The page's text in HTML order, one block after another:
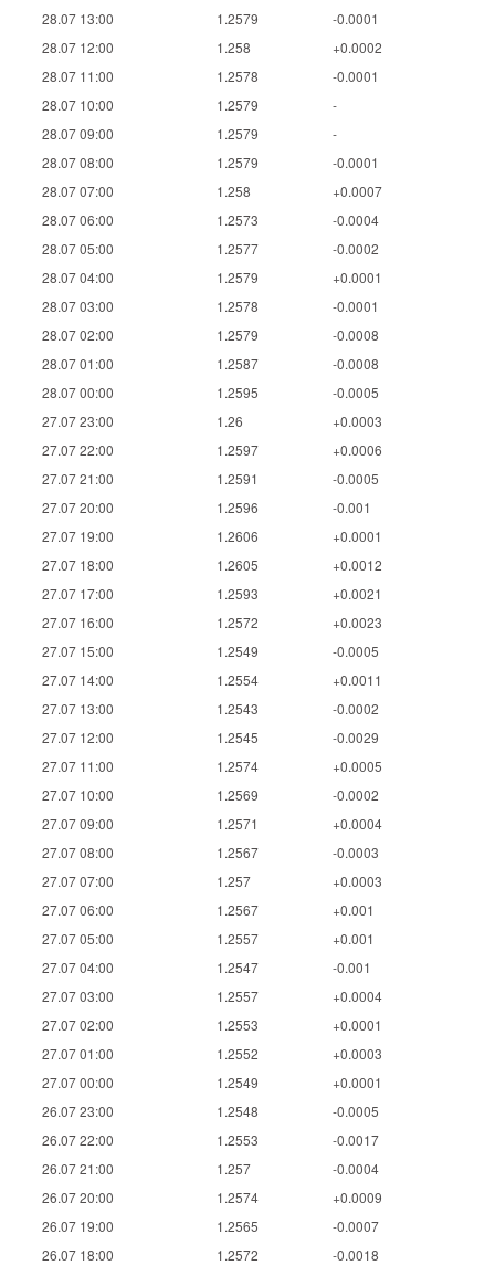
28.07 13:00
1.2579
-0.0001
28.07 12:00
1.258
+0.0002
28.07 11:00
1.2578
-0.0001
28.07 10:00
1.2579
-
28.07 09:00
1.2579
-
28.07 08:00
1.2579
-0.0001
28.07 07:00
1.258
+0.0007
28.07 06:00
1.2573
-0.0004
28.07 05:00
1.2577
-0.0002
28.07 04:00
1.2579
+0.0001
28.07 03:00
1.2578
-0.0001
28.07 02:00
1.2579
-0.0008
28.07 01:00
1.2587
-0.0008
28.07 00:00
1.2595
-0.0005
27.07 23:00
1.26
+0.0003
27.07 22:00
1.2597
+0.0006
27.07 21:00
1.2591
-0.0005
27.07 20:00
1.2596
-0.001
27.07 19:00
1.2606
+0.0001
27.07 18:00
1.2605
+0.0012
27.07 17:00
1.2593
+0.0021
27.07 16:00
1.2572
+0.0023
27.07 15:00
1.2549
-0.0005
27.07 14:00
1.2554
+0.0011
27.07 13:00
1.2543
-0.0002
27.07 12:00
1.2545
-0.0029
27.07 11:00
1.2574
+0.0005
27.07 10:00
1.2569
-0.0002
27.07 09:00
1.2571
+0.0004
27.07 08:00
1.2567
-0.0003
27.07 07:00
1.257
+0.0003
27.07 06:00
1.2567
+0.001
27.07 05:00
1.2557
+0.001
27.07 04:00
1.2547
-0.001
27.07 03:00
1.2557
+0.0004
27.07 02:00
1.2553
+0.0001
27.07 01:00
1.2552
+0.0003
27.07 00:00
1.2549
+0.0001
26.07 23:00
1.2548
-0.0005
26.07 22:00
1.2553
-0.0017
26.07 21:00
1.257
-0.0004
26.07 20:00
1.2574
+0.0009
26.07 19:00
1.2565
-0.0007
26.07 18:00
1.2572
-0.0018